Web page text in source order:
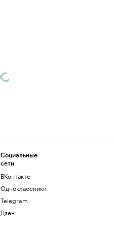
Социальные
сети
ВКонтакте
Одноклассники
Telegram
Дзен